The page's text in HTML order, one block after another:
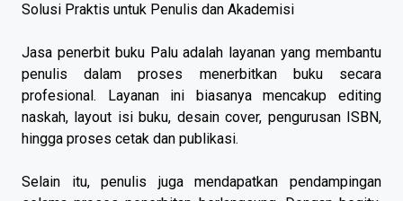
Solusi Praktis untuk Penulis dan Akademisi
Jasa penerbit buku Palu adalah layanan yang membantu
penulis dalam proses menerbitkan buku secara
profesional. Layanan ini biasanya mencakup editing
naskah, layout isi buku, desain cover, pengurusan ISBN,
hingga proses cetak dan publikasi.
Selain itu, penulis juga mendapatkan pendampingan